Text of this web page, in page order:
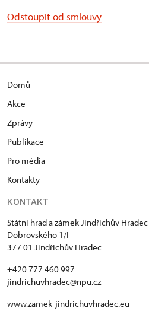
Odstoupit od smlouvy
Domů
Akce
Zprávy
Publikace
Pro média
Kontakty
KONTAKT
Státní hrad a zámek Jindřichův Hradec
Dobrovského 1/I
377 01 Jindřichův Hradec
+420 777 460 997
jindrichuvhradec@npu.cz
www.zamek-jindrichuvhradec.eu